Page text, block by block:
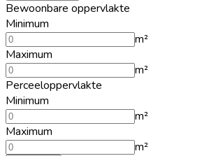
Bewoonbare oppervlakte
Minimum
m²
Maximum
m²
Perceeloppervlakte
Minimum
m²
Maximum
m²